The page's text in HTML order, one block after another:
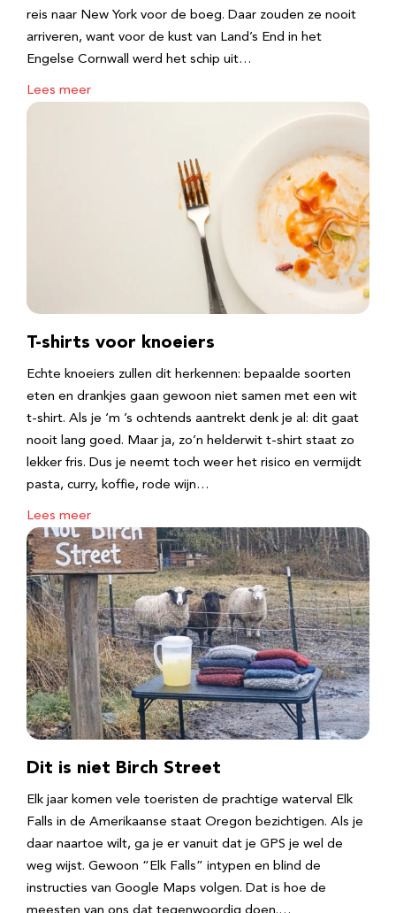
reis naar New York voor de boeg. Daar zouden ze nooit
arriveren, want voor de kust van Land’s End in het
Engelse Cornwall werd het schip uit…
Lees meer
T-shirts voor knoeiers
Echte knoeiers zullen dit herkennen: bepaalde soorten
eten en drankjes gaan gewoon niet samen met een wit
t-shirt. Als je ‘m ’s ochtends aantrekt denk je al: dit gaat
nooit lang goed. Maar ja, zo’n helderwit t-shirt staat zo
lekker fris. Dus je neemt toch weer het risico en vermijdt
pasta, curry, koffie, rode wijn…
Lees meer
Dit is niet Birch Street
Elk jaar komen vele toeristen de prachtige waterval Elk
Falls in de Amerikaanse staat Oregon bezichtigen. Als je
daar naartoe wilt, ga je er vanuit dat je GPS je wel de
weg wijst. Gewoon “Elk Falls” intypen en blind de
instructies van Google Maps volgen. Dat is hoe de